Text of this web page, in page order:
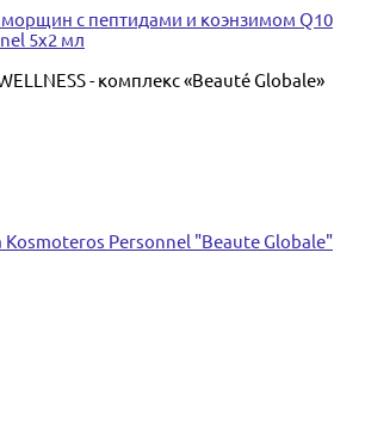
с пептидами и коэнзимом Q10
5х2 мл
- комплекс «Beauté Globale»
Personnel "Beaute Globale"